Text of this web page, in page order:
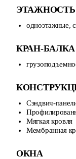
ЭТАЖНОСТЬ
одноэтажные,
КРАН-БАЛКА
Сэндвич-
Мягкая кровля
Мембранная
ОКНА